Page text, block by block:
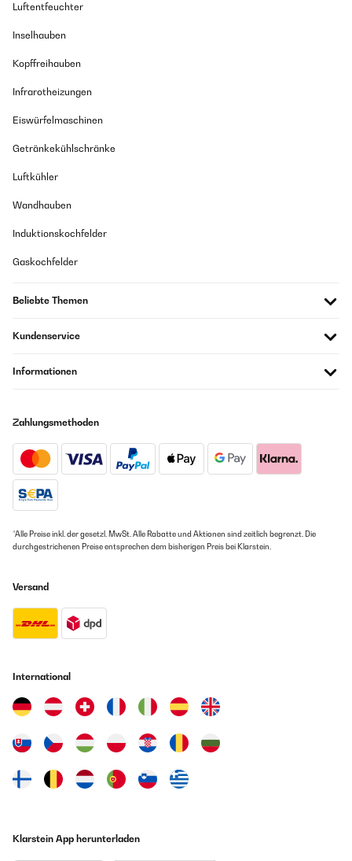
Luftentfeuchter
Inselhauben
Kopffreihauben
Infrarotheizungen
Eiswürfelmaschinen
Getränkekühlschränke
Luftkühler
Wandhauben
Induktionskochfelder
Gaskochfelder
Beliebte Themen
Kundenservice
Informationen
Zahlungsmethoden
*Alle Preise inkl. der gesetzl. MwSt. Alle Rabatte und Aktionen sind zeitlich begrenzt. Die
durchgestrichenen Preise entsprechen dem bisherigen Preis bei Klarstein.
Versand
International
Klarstein App herunterladen